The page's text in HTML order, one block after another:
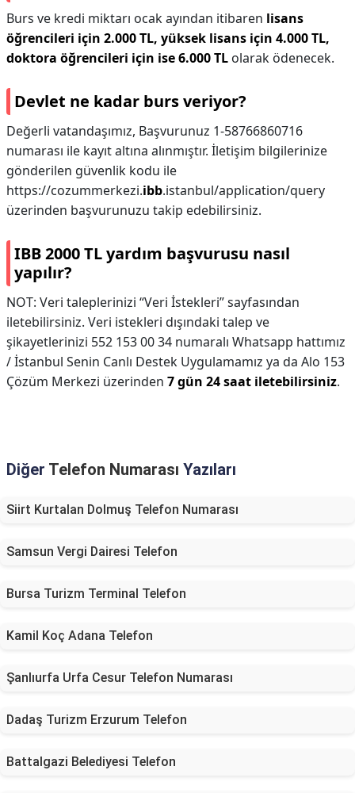
Burs ve kredi miktarı ocak ayından itibaren lisans
öğrencileri için 2.000 TL, yüksek lisans için 4.000 TL,
doktora öğrencileri için ise 6.000 TL olarak ödenecek.
Devlet ne kadar burs veriyor?
Değerli vatandaşımız, Başvurunuz 1-58766860716
numarası ile kayıt altına alınmıştır. İletişim bilgilerinize
gönderilen güvenlik kodu ile
https://cozummerkezi.ibb.istanbul/application/query
üzerinden başvurunuzu takip edebilirsiniz.
IBB 2000 TL yardım başvurusu nasıl
yapılır?
NOT: Veri taleplerinizi “Veri İstekleri” sayfasından
iletebilirsiniz. Veri istekleri dışındaki talep ve
şikayetlerinizi 552 153 00 34 numaralı Whatsapp hattımız
/ İstanbul Senin Canlı Destek Uygulamamız ya da Alo 153
Çözüm Merkezi üzerinden 7 gün 24 saat iletebilirsiniz.
Diğer Telefon Numarası Yazıları
Siirt Kurtalan Dolmuş Telefon Numarası
Samsun Vergi Dairesi Telefon
Bursa Turizm Terminal Telefon
Kamil Koç Adana Telefon
Şanlıurfa Urfa Cesur Telefon Numarası
Dadaş Turizm Erzurum Telefon
Battalgazi Belediyesi Telefon